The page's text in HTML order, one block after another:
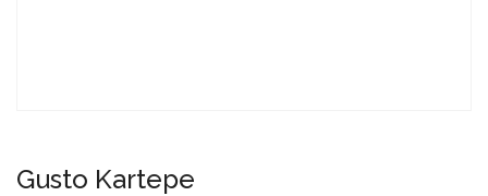
Gusto Kartepe